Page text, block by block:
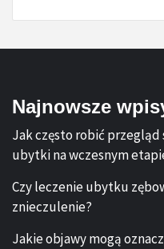
Najnowsze
Jak często robić
ubytki na wczesnym
Czy leczenie ubytku
znieczulenie?
Jakie objawy mogą